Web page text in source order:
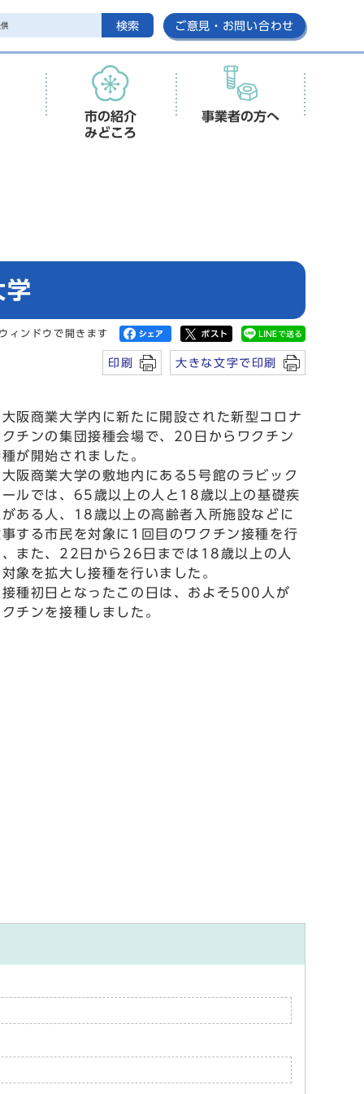
検索 ご意見・お問い合わせ
市の紹介
みどころ
事業者の方へ
ィンドウで開きます
印刷 大きな文字で印刷
阪商業大学内に新たに開設された新型コロナ
クチンの集団接種会場で、20日からワクチン
が開始されました。
阪商業大学の敷地内にある5号館のラビック
ールでは、65歳以上の人と18歳以上の基礎疾
がある人、18歳以上の高齢者入所施設などに
事する市民を対象に1回目のワクチン接種を行
、また、22日から26日までは18歳以上の人
象を拡大し接種を行いました。
種初日となったこの日は、およそ500人が
チンを接種しました。